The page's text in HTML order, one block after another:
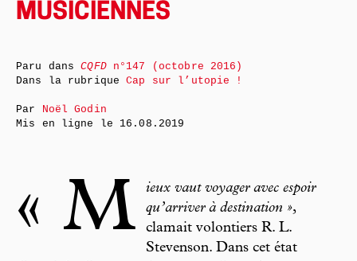
MUSICIENNES
« M
ieux vaut voyager avec espoir
qu’arriver à destination »,
clamait volontiers R. L.
Stevenson. Dans cet état
Paru dansCQFDn°147 (octobre 2016)
Dans la rubriqueCap sur l’utopie !
Par Noël Godin
Mis en ligne le 16.08.2019